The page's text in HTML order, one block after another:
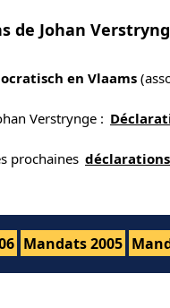
Johan
en Vlaams
Verstrynge :
prochaines
Mandats 2005